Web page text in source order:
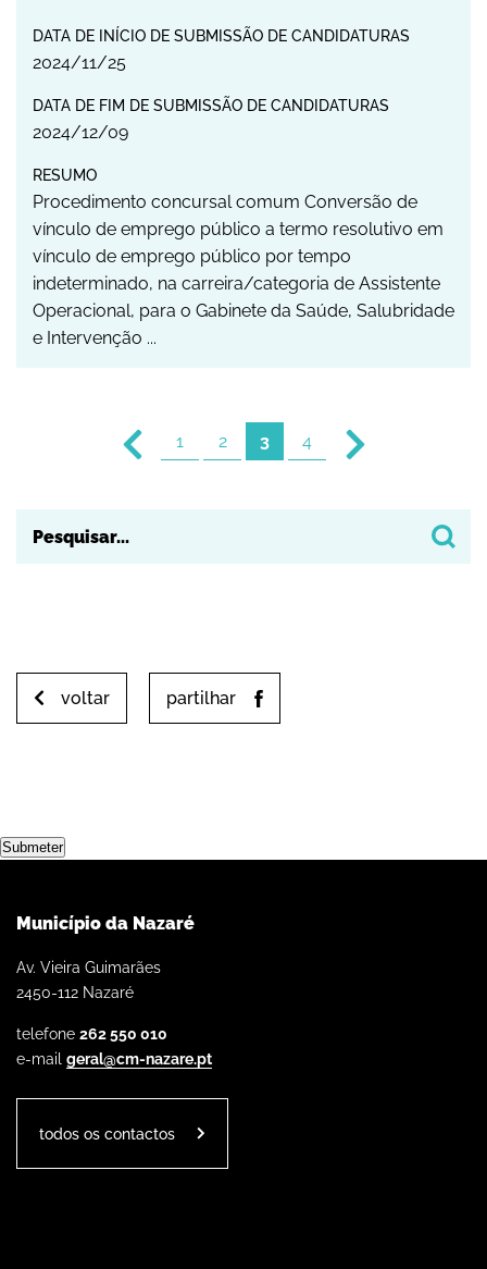
DATA DE INÍCIO DE SUBMISSÃO DE CANDIDATURAS
2024/11/25
DATA DE FIM DE SUBMISSÃO DE CANDIDATURAS
2024/12/09
RESUMO
Procedimento concursal comum Conversão de
vínculo de emprego público a termo resolutivo em
vínculo de emprego público por tempo
indeterminado, na carreira/categoria de Assistente
Operacional, para o Gabinete da Saúde, Salubridade
e Intervenção ...
1 2 3 4
voltar partilhar
Submeter
Município da Nazaré
Av. Vieira Guimarães
2450-112 Nazaré
telefone 262 550 010
e-mail geral@cm-nazare.pt
todos os contactos